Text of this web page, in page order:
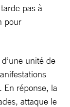
pas à
pour
unité de
En réponse, la
attaque le